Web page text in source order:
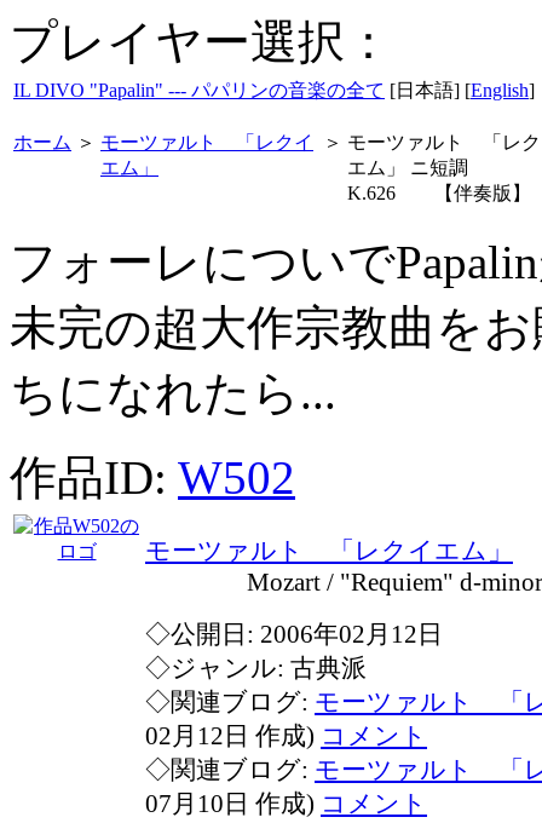
プレイヤー選択：
IL DIVO "Papalin" --- パパリンの音楽の全て [日本語] [English]
ホーム ＞ モーツァルト 「レクイ
エム」
＞ モーツァルト 「レ
エム」 ニ短調
K.626 【伴奏版】
フォーレについで
未完の超大作宗教曲を
ちになれたら...
作品ID: W502
モーツァルト 「レクイエム」
Mozart / "Requiem" d-minor
◇公開日: 2006年02月12日
◇ジャンル: 古典派
◇関連ブログ: モーツァルト 「
02月12日 作成) コメント
◇関連ブログ: モーツァルト 「
07月10日 作成) コメント